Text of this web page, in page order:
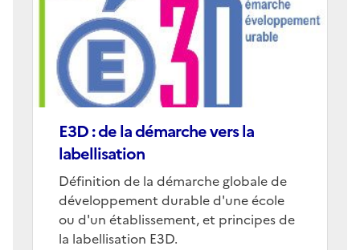
E3D : de la démarche vers la
labellisation
Corps
Définition de la démarche globale de
développement durable d'une école
ou d'un établissement, et principes de
la labellisation E3D.